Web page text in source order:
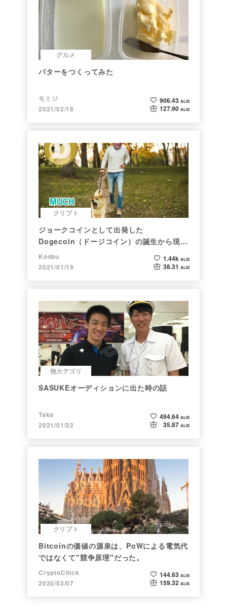
グルメ
バターをつくってみた
モミジ
2021/02/18
906.43 ALIS
127.90 ALIS
クリプト
ジョークコインとして出発した
Dogecoin（ドージコイン）の誕生から現在
まで。注目される非証券性🐶
Konbu
2021/01/19
1.44k ALIS
38.31 ALIS
他カテゴリ
SASUKEオーディションに出た時の話
Taka
2021/01/22
494.64 ALIS
35.87 ALIS
クリプト
Bitcoinの価値の源泉は、PoWによる電気代
ではなくて"競争原理"だった。
CryptoChick
2020/03/07
144.63 ALIS
159.32 ALIS